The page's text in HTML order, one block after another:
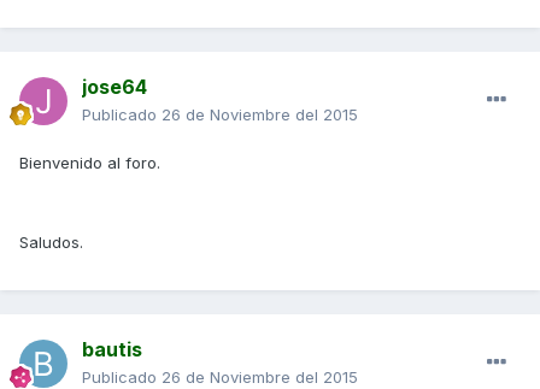
jose64
Publicado 26 de Noviembre del 2015
Bienvenido al foro.
Saludos.
bautis
Publicado 26 de Noviembre del 2015